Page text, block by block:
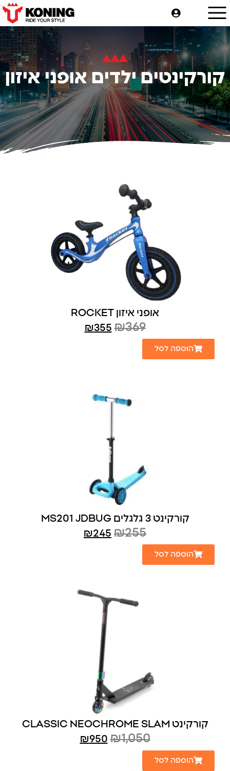
קורקינטים ילדים אופני איזון
אופני איזון ROCKET
₪369
₪355
הוספה לסל
קורקינט 3 גלגלים MS201 JDBUG
₪255
₪245
הוספה לסל
קורקינט CLASSIC NEOCHROME SLAM
₪1,050
₪950
הוספה לסל